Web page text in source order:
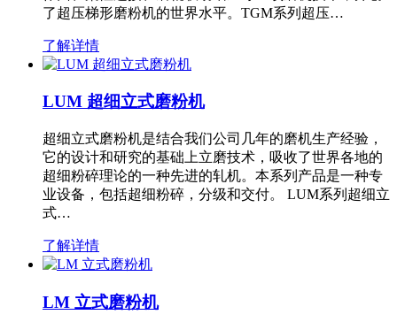
了超压梯形磨粉机的世界水平。TGM系列超压…
了解详情
LUM 超细立式磨粉机
超细立式磨粉机是结合我们公司几年的磨机生产经验，
它的设计和研究的基础上立磨技术，吸收了世界各地的
超细粉碎理论的一种先进的轧机。本系列产品是一种专
业设备，包括超细粉碎，分级和交付。 LUM系列超细立
式…
了解详情
LM 立式磨粉机